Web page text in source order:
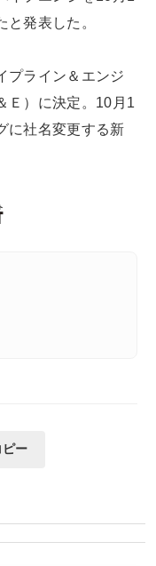
発表した。
プライン＆エンジ
Ｅ）に決定。10月1
に社名変更する新
ー